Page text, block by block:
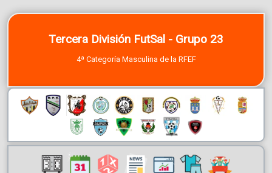
Tercera División FutSal - Grupo 23
4ª Categoría Masculina de la RFEF